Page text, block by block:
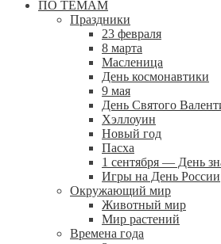
ПО ТЕМАМ
Праздники
23 февраля
8 марта
Масленица
День космонавтики
9 мая
День Святого
Хэллоуин
Новый год
Пасха
1 сентября — День
Игры на День России
Окружающий мир
Животный мир
Мир растений
Времена года